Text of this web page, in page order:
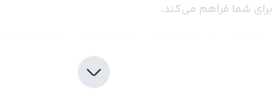
شما فراهم می‌کند.
ارزهای دیجیتال، این نکته را بسیار مهم می‌کند که قبل
با به ارمغان آوردن ابزارهای تحلیلی و اطلاعات